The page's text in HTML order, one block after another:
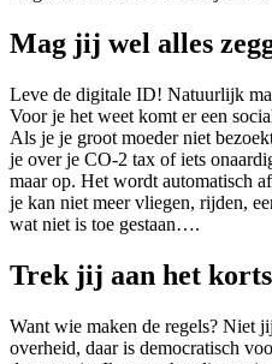
Mag jij wel alles
Leve de digitale ID! Natuurlijk
Voor je het weet komt er een
Als je je groot moeder niet
je over je CO-2 tax of iets
maar op. Het wordt automatisch
je kan niet meer vliegen, rijden,
wat niet is toe gestaan….
Trek jij aan het
Want wie maken de regels? Niet
overheid, daar is democratisch